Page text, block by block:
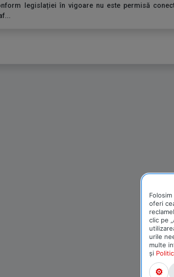
legislației în vigoare nu este permisă
oferi
clic pe
urile
multe
și